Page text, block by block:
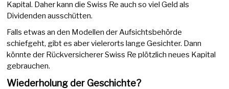
Kapital. Daher kann die Swiss Re auch so viel Geld als
Dividenden ausschütten.
Falls etwas an den Modellen der Aufsichtsbehörde
schiefgeht, gibt es aber vielerorts lange Gesichter. Dann
könnte der Rückversicherer Swiss Re plötzlich neues Kapital
gebrauchen.
Wiederholung der Geschichte?